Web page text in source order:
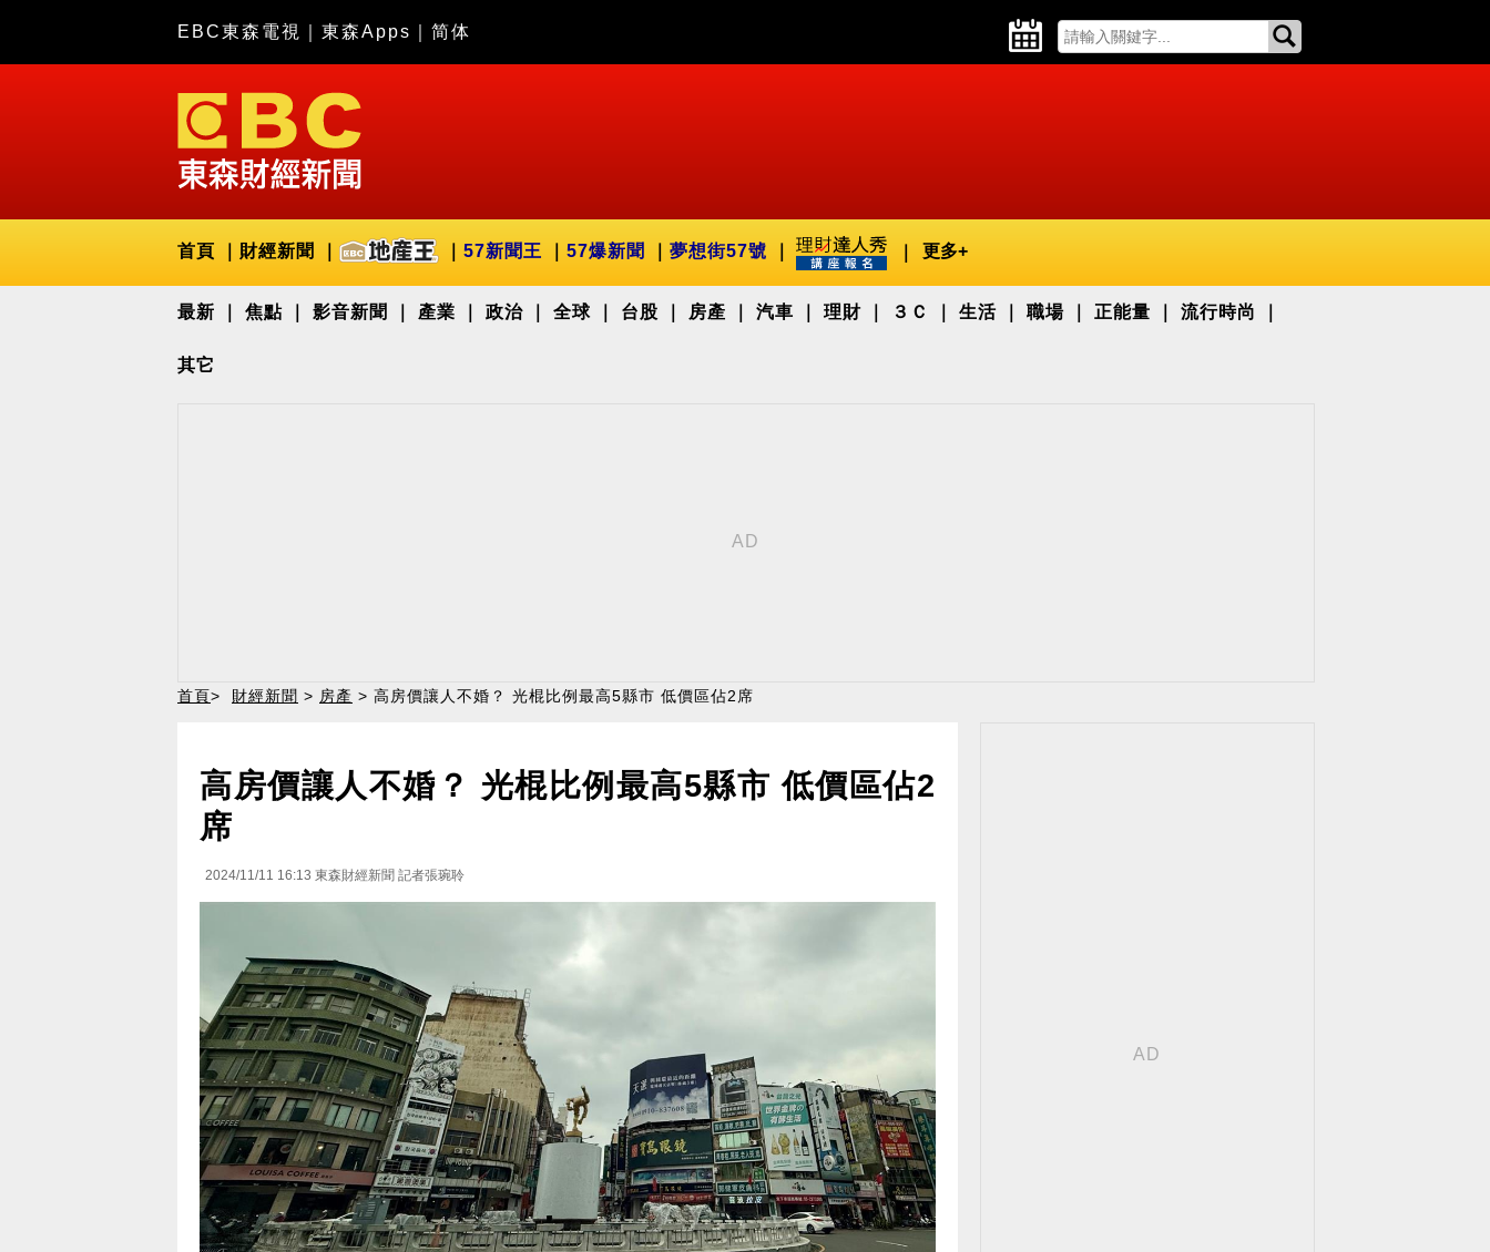
EBC東森電視 東森Apps 简体
首頁 財經新聞 57新聞王 57爆新聞 夢想街57號 更多+
最新 焦點 影音新聞 產業 政治 全球 台股 房產 汽車 理財 ３Ｃ 生活 職場 正能量 流行時尚
其它
首頁> 財經新聞 > 房產 > 高房價讓人不婚？ 光棍比例最高5縣市 低價區佔2席
高房價讓人不婚？ 光棍比例最高5縣市 低價區佔2
席
2024/11/11 16:13 東森財經新聞 記者張琬聆